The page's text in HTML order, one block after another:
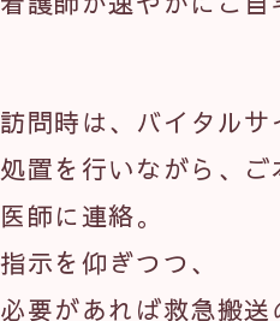
訪問時は、バイタル
処置を行いながら、
医師に連絡。
指示を仰ぎつつ、
必要があれば救急搬